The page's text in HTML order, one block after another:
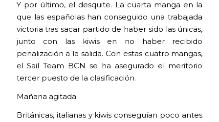
Y por último, el desquite. La cuarta manga en la
que las españolas han conseguido una trabajada
victoria tras sacar partido de haber sido las únicas,
junto con las kiwis en no haber recibido
penalización a la salida. Con estas cuatro mangas,
el Sail Team BCN se ha asegurado el meritorio
tercer puesto de la clasificación.
Mañana agitada
Británicas, italianas y kiwis conseguían poco antes